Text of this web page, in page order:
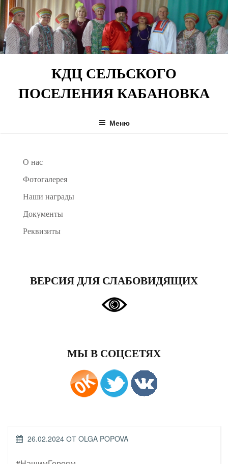
Перейти
к
содержимому
КДЦ СЕЛЬСКОГО
ПОСЕЛЕНИЯ КАБАНОВКА
Меню
О нас
Фотогалерея
Наши награды
Документы
Реквизиты
ВЕРСИЯ ДЛЯ СЛАБОВИДЯЩИХ
МЫ В СОЦСЕТЯХ
ОПУБЛИКОВАНО
26.02.2024 ОТ OLGA POPOVA